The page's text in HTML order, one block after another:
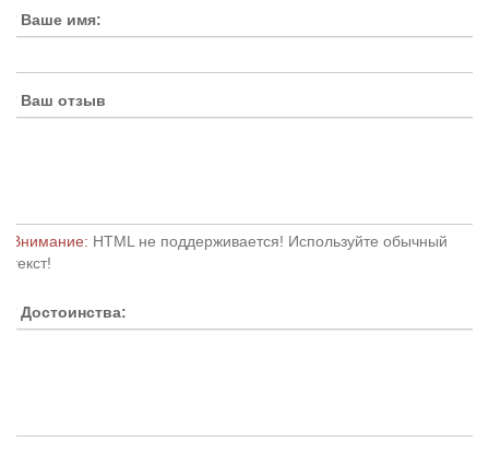
Ваше имя:
Ваш отзыв
Внимание: HTML не поддерживается! Используйте обычный
текст!
Достоинства: